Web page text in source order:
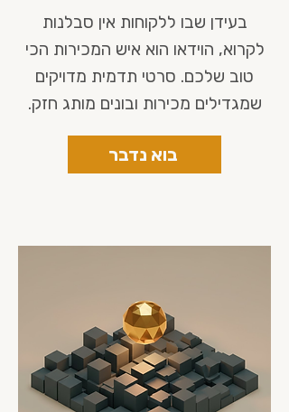
בעידן שבו ללקוחות אין סבלנות
לקרוא, הוידאו הוא איש המכירות הכי
טוב שלכם. סרטי תדמית מדויקים
שמגדילים מכירות ובונים מותג חזק.
בוא נדבר